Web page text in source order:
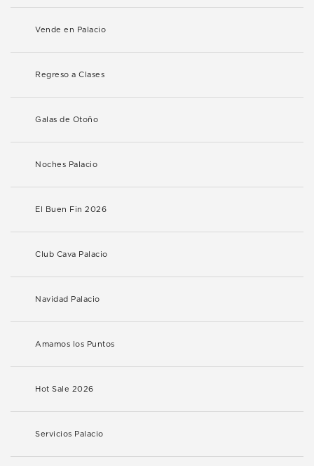
Vende en Palacio
Regreso a Clases
Galas de Otoño
Noches Palacio
El Buen Fin 2026
Club Cava Palacio
Navidad Palacio
Amamos los Puntos
Hot Sale 2026
Servicios Palacio